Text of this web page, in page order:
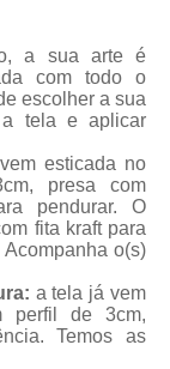
a sua arte é
com todo o
escolher a sua
a tela e aplicar
esticada no
presa com
pendurar. O
fita kraft para
o(s)
a tela já vem
perfil de 3cm,
Temos as